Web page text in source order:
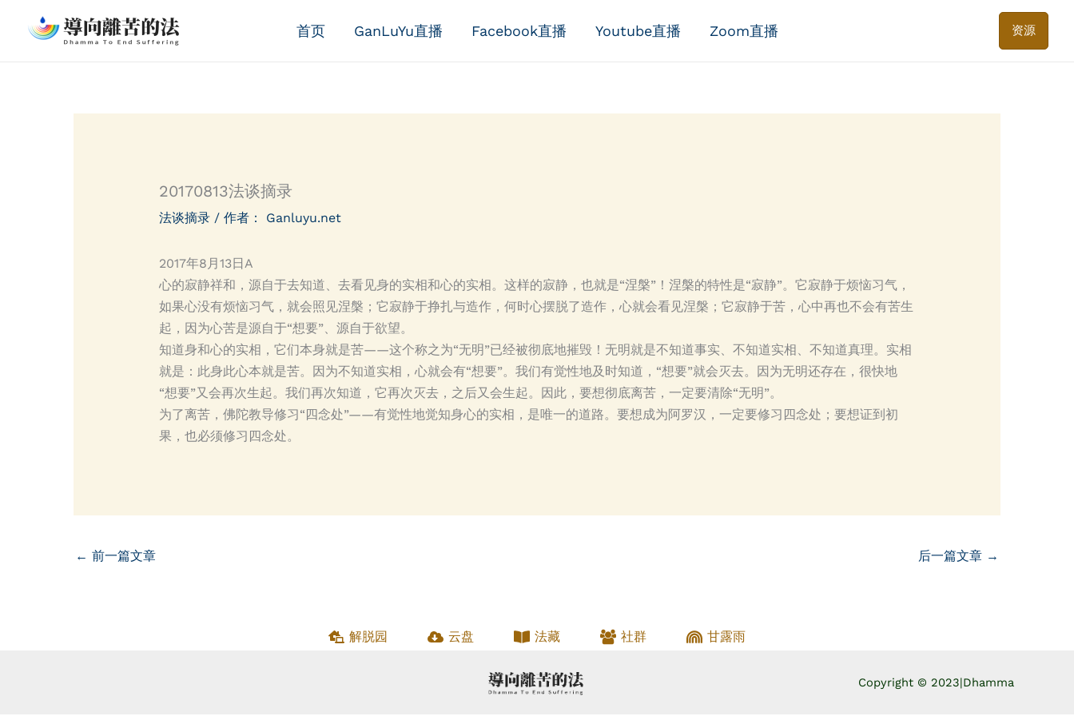
首页 GanLuYu直播 Facebook直播 Youtube直播 Zoom直播 资源
20170813法谈摘录
法谈摘录/ 作者： Ganluyu.net
2017年8月13日A
心的寂静祥和，源自于去知道、去看见身的实相和心的实相。这样的寂静，也就是“涅槃”！涅槃的特性是“寂静”。它寂静于烦恼习气，
如果心没有烦恼习气，就会照见涅槃；它寂静于挣扎与造作，何时心摆脱了造作，心就会看见涅槃；它寂静于苦，心中再也不会有苦生
起，因为心苦是源自于“想要”、源自于欲望。
知道身和心的实相，它们本身就是苦——这个称之为“无明”已经被彻底地摧毁！无明就是不知道事实、不知道实相、不知道真理。实相
就是：此身此心本就是苦。因为不知道实相，心就会有“想要”。我们有觉性地及时知道，“想要”就会灭去。因为无明还存在，很快地
“想要”又会再次生起。我们再次知道，它再次灭去，之后又会生起。因此，要想彻底离苦，一定要清除“无明”。
为了离苦，佛陀教导修习“四念处”——有觉性地觉知身心的实相，是唯一的道路。要想成为阿罗汉，一定要修习四念处；要想证到初
果，也必须修习四念处。
← 前一篇文章 后一篇文章 →
解脱园 云盘 法藏 社群 甘露雨
Copyright © 2023|Dhamma